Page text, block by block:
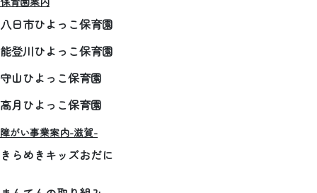
八日市ひよっこ保育園
能登川ひよっこ保育園
守山ひよっこ保育園
高月ひよっこ保育園
障がい事業案内-滋賀-
きらめきキッズおだに